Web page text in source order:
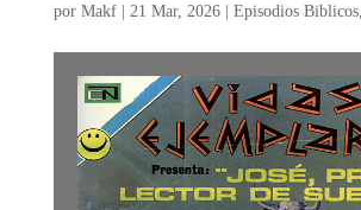
por Makf| 21 Mar, 2026| Episodios Biblicos,